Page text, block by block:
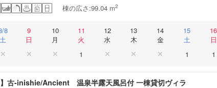
棟の広さ:99.04 m2
8
土
9
日
10
月
11
火
12
水
13
木
14
金
15
土
16
日
1
1 1
】古-inishie/Ancient 温泉半露天風呂付 一棟貸切ヴィラ